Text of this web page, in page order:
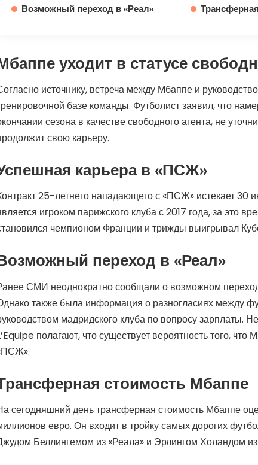
Возможный переход в «Реал»
уходит в статусе
источнику, встреча между Мбаппе и
базе команды. Футболист заявил, что
сезона в качестве свободного агента, не
свою карьеру.
карьера в «ПСЖ»
25-летнего нападающего с «ПСЖ» истекает 30
игроком парижского клуба с 2017 года, за это
чемпионом Франции и трижды выигрывал
переход в «Реал»
СМИ неоднократно сообщали о возможном
также была информация о разногласиях между
мадридского клуба по вопросу зарплаты.
полагают, что существует вероятность того, что
стоимость Мбаппе
сегодняшний день трансферная стоимость Мбаппе
евро. Он входит в тройку самых дорогих
Беллингемом из «Реала» и Эрлингом Холандом